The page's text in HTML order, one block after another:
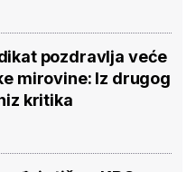
pozdravlja veće
mirovine: Iz drugog
kritika